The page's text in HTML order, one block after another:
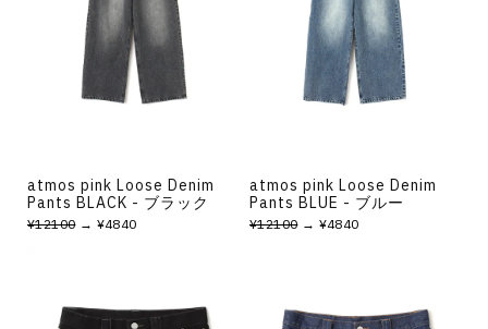
atmos pink Loose Denim
Pants BLACK - ブラック
¥12100→ ¥4840
atmos pink Loose Denim
Pants BLUE - ブルー
¥12100→ ¥4840